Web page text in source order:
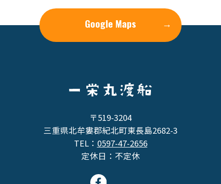
Google Maps →
〒519-3204
三重県北牟婁郡紀北町東長島2682-3
TEL： 0597-47-2656
定休日：不定休